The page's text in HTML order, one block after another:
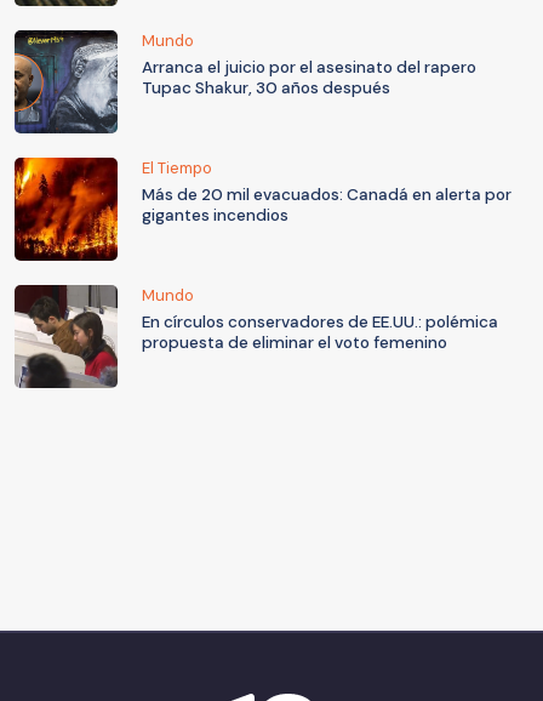
Mundo
Arranca el juicio por el asesinato del rapero
Tupac Shakur, 30 años después
El Tiempo
Más de 20 mil evacuados: Canadá en alerta por
gigantes incendios
Mundo
En círculos conservadores de EE.UU.: polémica
propuesta de eliminar el voto femenino